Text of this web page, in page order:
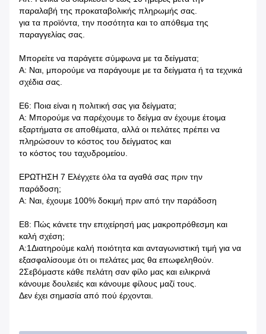
παραλαβή της προκαταβολικής πληρωμής σας.
για τα προϊόντα, την ποσότητα και το απόθεμα της
παραγγελίας σας.
Μπορείτε να παράγετε σύμφωνα με τα δείγματα;
Α: Ναι, μπορούμε να παράγουμε με τα δείγματα ή τα τεχνικά
σχέδια σας.
Ε6: Ποια είναι η πολιτική σας για δείγματα;
Α: Μπορούμε να παρέχουμε το δείγμα αν έχουμε έτοιμα
εξαρτήματα σε αποθέματα, αλλά οι πελάτες πρέπει να
πληρώσουν το κόστος του δείγματος και
το κόστος του ταχυδρομείου.
ΕΡΩΤΗΣΗ 7 Ελέγχετε όλα τα αγαθά σας πριν την
παράδοση;
Α: Ναι, έχουμε 100% δοκιμή πριν από την παράδοση
Ε8: Πώς κάνετε την επιχείρησή μας μακροπρόθεσμη και
καλή σχέση;
Α:1Διατηρούμε καλή ποιότητα και ανταγωνιστική τιμή για να
εξασφαλίσουμε ότι οι πελάτες μας θα επωφεληθούν.
2Σεβόμαστε κάθε πελάτη σαν φίλο μας και ειλικρινά
κάνουμε δουλειές και κάνουμε φίλους μαζί τους.
Δεν έχει σημασία από πού έρχονται.